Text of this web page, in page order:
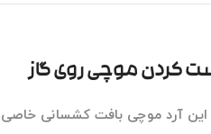
کردن موچی روی گاز
این آرد موچی بافت کشسانی خاصی